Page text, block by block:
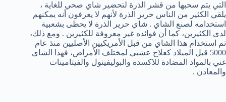
التي يتم سحبها من قشر الذرة لتحضير شاي صحي للغاية ،
يلقي الكثير من الناس حرير الذرة لأنهم لا يعرفون أنه يمكنهم
استخدامه لصنع الشاي . شاي حرير الذرة لا يحظى بشعبية
لدى الكثيرين، كما أن فوائده غير معروفة للكثيرين . ومع ذلك،
تم استخدام هذا الشاي من قبل الأمريكيين الأصليين منذ عام
5000 قبل الميلاد كعلاج عشبي لمختلف الأمراض، فهذا الشاي
غني بالمواد المضادة للاكسدة والبوليفينول والفيتامينات
والمعادن .